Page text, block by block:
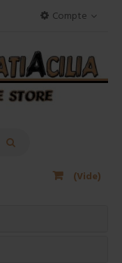
Compte
(Vide)